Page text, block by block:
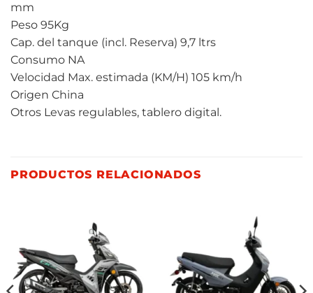
mm
Peso 95Kg
Cap. del tanque (incl. Reserva) 9,7 ltrs
Consumo NA
Velocidad Max. estimada (KM/H) 105 km/h
Origen China
Otros Levas regulables, tablero digital.
PRODUCTOS RELACIONADOS